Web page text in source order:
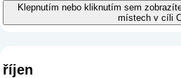
Klepnutím nebo kliknutím sem
místech v cíli
říjen